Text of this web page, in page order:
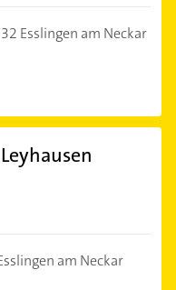
Esslingen am Neckar
am Neckar